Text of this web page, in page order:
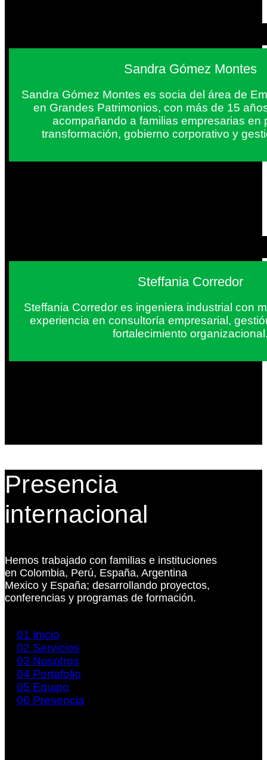
Sandra Gómez Montes
Sandra Gómez Montes es socia del área de
en Grandes Patrimonios, con más de 15
acompañando a familias empresarias en
transformación, gobierno corporativo y
Steffania Corredor
Steffania Corredor es ingeniera industrial con
experiencia en consultoría empresarial,
fortalecimiento
Presencia
internacional
Hemos trabajado con familias e instituciones
en Colombia, Perú, España, Argentina
Mexico y España; desarrollando proyectos,
conferencias y programas de formación.
01 Inicio
02 Servicios
03 Nosotros
04 Portafolio
05 Equipo
06 Presencia